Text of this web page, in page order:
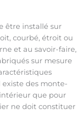
être installé sur
courbé, étroit ou
et au savoir-faire,
sur mesure
existe des monte-
que pour
ne doit constituer